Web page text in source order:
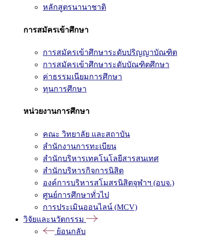
หลักสูตรนานาชาติ
การสมัครเข้าศึกษา
การสมัครเข้าศึกษาระดับปริญญาบัณฑิต
การสมัครเข้าศึกษาระดับบัณฑิตศึกษา
ค่าธรรมเนียมการศึกษา
ทุนการศึกษา
หน่วยงานการศึกษา
คณะ วิทยาลัย และสถาบัน
สำนักงานการทะเบียน
สำนักบริหารเทคโนโลยีสารสนเทศ
สำนักบริหารกิจการนิสิต
องค์การบริหารสโมสรนิสิตจุฬาฯ (อบจ.)
ศูนย์การศึกษาทั่วไป
การประเมินออนไลน์ (MCV)
วิจัยและนวัตกรรม
ย้อนกลับ